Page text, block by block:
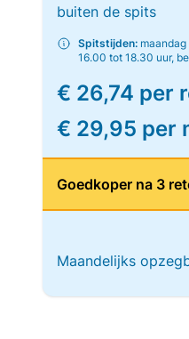
buiten de spits
Spitstijden:
16.00 tot 18.30 uur,
€ 26,74 per
€ 29,95 per
Goedkoper na 3
Maandelijks